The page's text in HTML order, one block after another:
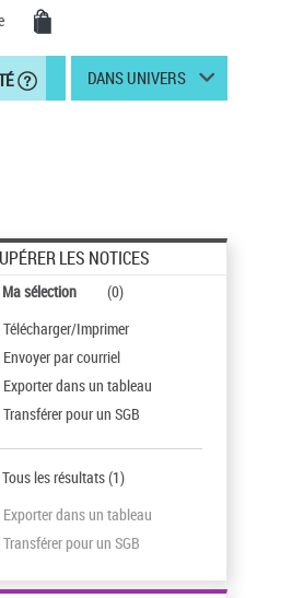
DANS UNIVERS
LES NOTICES
Ma sélection (0)
Télécharger/Imprimer
Envoyer par courriel
Exporter dans un tableau
Transférer pour un SGB
Tous les résultats(1)
Exporter dans un tableau
Transférer pour un SGB